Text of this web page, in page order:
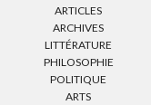
ARTICLES
ARCHIVES
LITTÉRATURE
PHILOSOPHIE
POLITIQUE
ARTS